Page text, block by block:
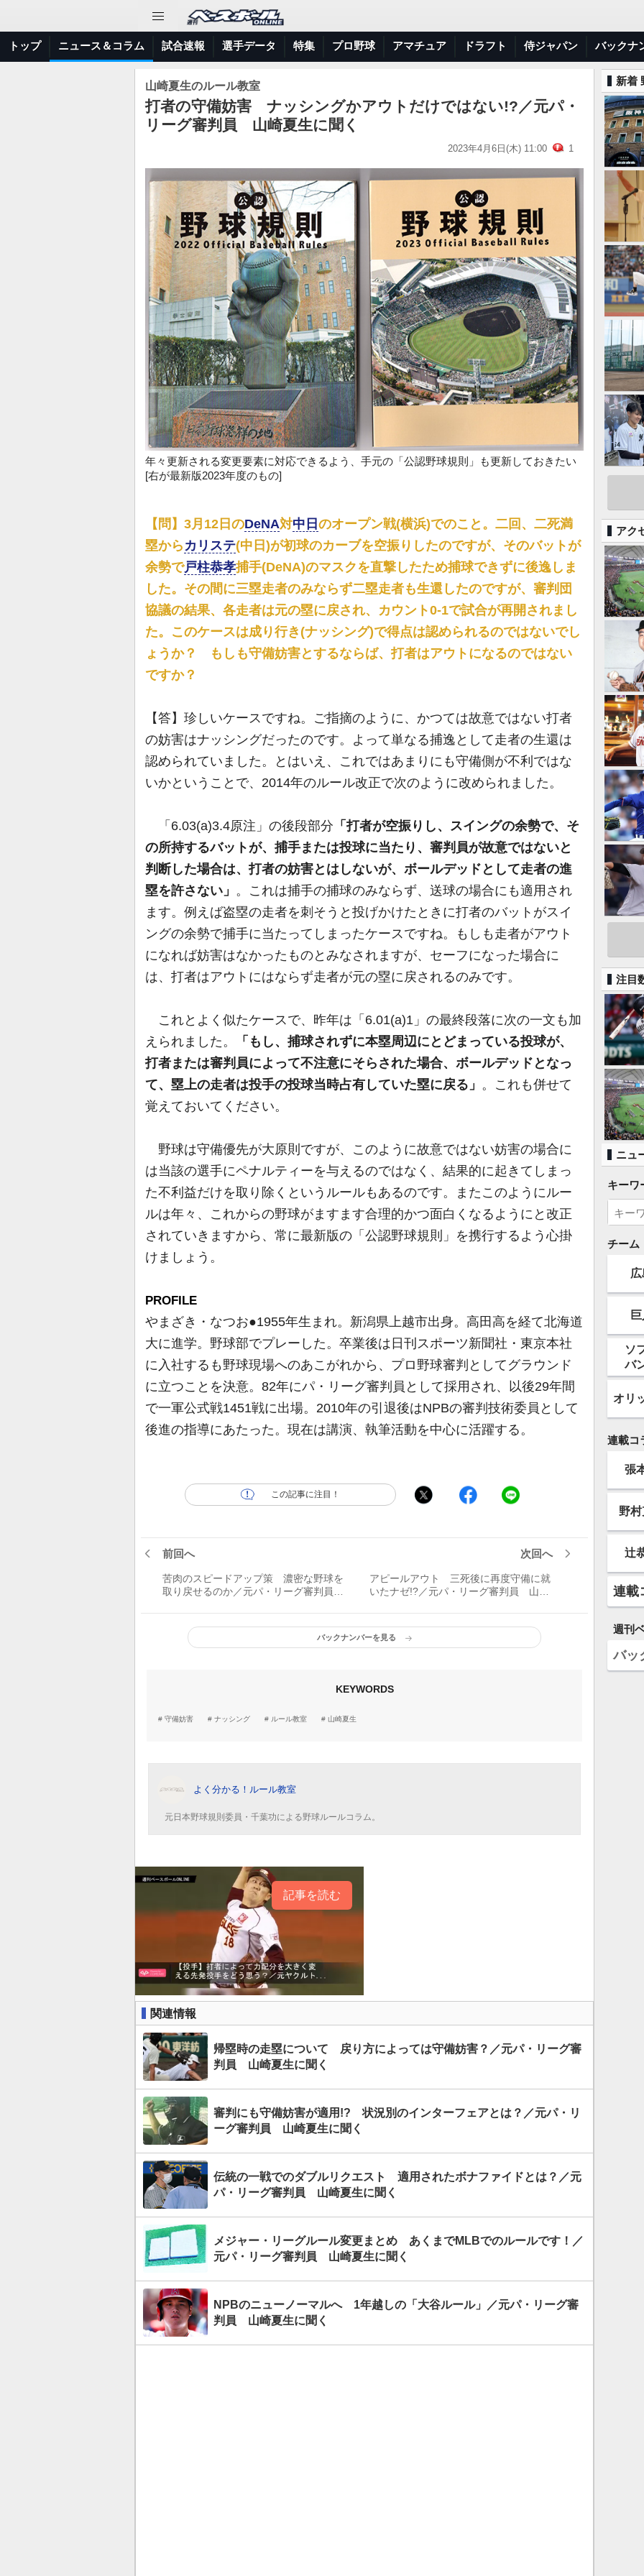
トップ ニュース＆コラム 試合速報 選手データ 特集 プロ野球 アマチュア ドラフト 侍ジャパン バックナ
山崎夏生のルール教室
打者の守備妨害 ナッシングかアウトだけではない!?／元パ・
リーグ審判員 山崎夏生に聞く
2023年4月6日(木) 11:00 1
年々更新される変更要素に対応できるよう、手元の「公認野球規則」も更新しておきたい
[右が最新版2023年度のもの]
【問】3月12日のDeNA対中日 のオープン戦(横浜)でのこと。二回、二死満
塁から カリステ(中日)が初球のカーブを空振りしたのですが、そのバットが
余勢で戸柱恭孝捕手(DeNA)のマスクを直撃したため捕球できずに後逸しま
した。その間に三塁走者のみならず二塁走者も生還したのですが、審判団
協議の結果、各走者は元の塁に戻され、カウント0-1で試合が再開されまし
た。このケースは成り行き(ナッシング)で得点は認められるのではないでし
ょうか？ もしも守備妨害とするならば、打者はアウトになるのではない
ですか？
【答】珍しいケースですね。ご指摘のように、かつては故意ではない打者
の妨害はナッシングだったのです。よって単なる捕逸として走者の生還は
認められていました。とはいえ、これではあまりにも守備側が不利ではな
いかということで、2014年のルール改正で次のように改められました。
「6.03(a)3.4原注」の後段部分 「打者が空振りし、スイングの余勢で、そ
の所持するバットが、捕手または投球に当たり、審判員が故意ではないと
判断した場合は、打者の妨害とはしないが、ボールデッドとして走者の進
塁を許さない」 。これは捕手の捕球のみならず、送球の場合にも適用され
ます。例えば盗塁の走者を刺そうと投げかけたときに打者のバットがスイ
ングの余勢で捕手に当たってしまったケースですね。もしも走者がアウト
になれば妨害はなかったものとみなされますが、セーフになった場合に
は、打者はアウトにはならず走者が元の塁に戻されるのみです。
これとよく似たケースで、昨年は「6.01(a)1」の最終段落に次の一文も加
えられました。
「もし、捕球されずに本塁周辺にとどまっている投球が、
打者または審判員によって不注意にそらされた場合、ボールデッドとなっ
て、塁上の走者は投手の投球当時占有していた塁に戻る」 。これも併せて
覚えておいてください。
野球は守備優先が大原則ですが、このように故意ではない妨害の場合に
は当該の選手にペナルティーを与えるのではなく、結果的に起きてしまっ
た不利益だけを取り除くというルールもあるのです。またこのようにルー
ルは年々、これからの野球がますます合理的かつ面白くなるようにと改正
されていきますから、常に最新版の「公認野球規則」を携行するよう心掛
けましょう。
PROFILE
やまざき・なつお●1955年生まれ。新潟県上越市出身。高田高を経て北海道
大に進学。野球部でプレーした。卒業後は日刊スポーツ新聞社・東京本社
に入社するも野球現場へのあこがれから、プロ野球審判としてグラウンド
に立つことを決意。82年にパ・リーグ審判員として採用され、以後29年間
で一軍公式戦1451戦に出場。2010年の引退後はNPBの審判技術委員として
後進の指導にあたった。現在は講演、執筆活動を中心に活躍する。
この記事に注目！
前回へ
苦肉のスピードアップ策 濃密な野球を
取り戻せるのか／元パ・リーグ審判員
次回へ
アピールアウト 三死後に再度守備に就
いたナゼ!?／元パ・リーグ審判員 山崎
バックナンバーを見る
KEYWORDS
守備妨害 ナッシング ルール教室 山崎夏生
よく分かる！ルール教室
元日本野球規則委員・千葉功による野球ルールコラム。
記事を読む
関連情報
帰塁時の走塁について 戻り方によっては守備妨害？／元パ・リーグ審
判員 山崎夏生に聞く
審判にも守備妨害が適用!? 状況別のインターフェアとは？／元パ・リ
ーグ審判員 山崎夏生に聞く
伝統の一戦でのダブルリクエスト 適用されたボナファイドとは？／元
パ・リーグ審判員 山崎夏生に聞く
メジャー・リーグルール変更まとめ あくまでMLBでのルールです！／
元パ・リーグ審判員 山崎夏生に聞く
NPBのニューノーマルへ 1年越しの「大谷ルール」／元パ・リーグ審
判員 山崎夏生に聞く
新着
アク
注目
ニュ
キーワ
チーム
広
ソ
バ
オリ
連載コ
張
野
辻
連載
週刊
バッ